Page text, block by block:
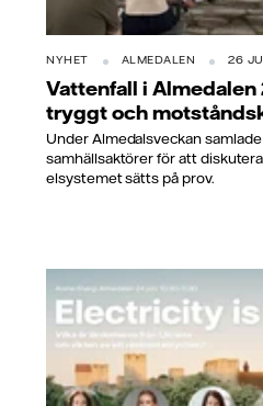
NYHET ALMEDALEN 26
Vattenfall i
tryggt och
Under Almedalsveckan
samhällsaktörer för att
elsystemet sätts på prov.